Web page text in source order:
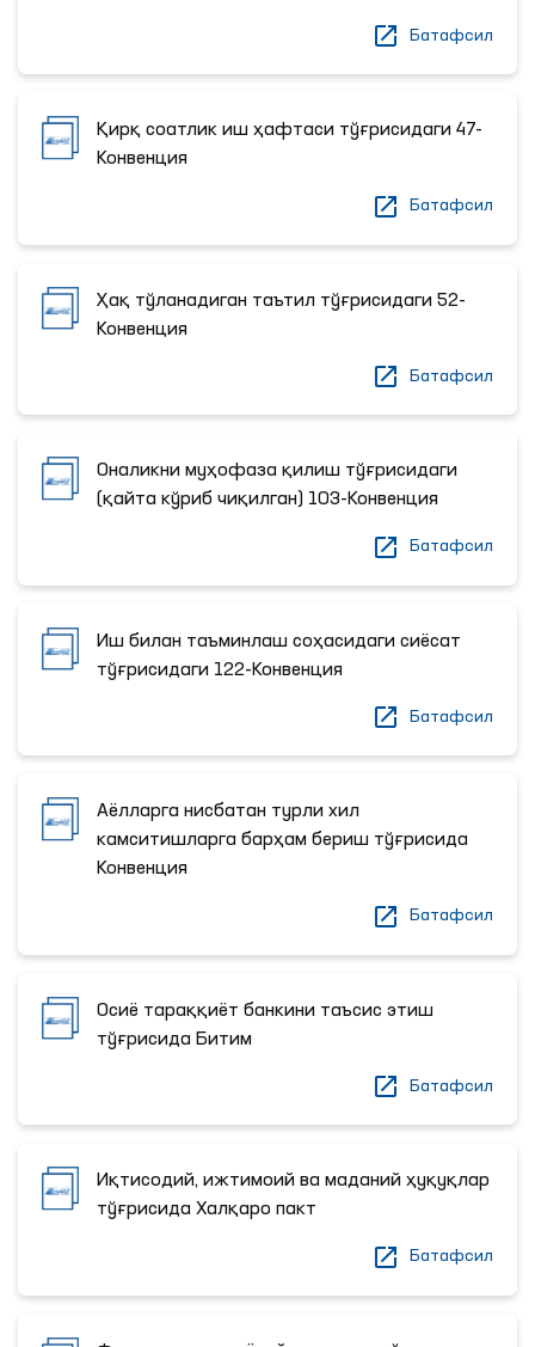
Батафсил
Қирқ соатлик иш ҳафтаси тўғрисидаги 47-
Конвенция
Батафсил
Ҳақ тўланадиган таътил тўғрисидаги 52-
Конвенция
Батафсил
Оналикни муҳофаза қилиш тўғрисидаги
(қайта кўриб чиқилган) 103-Конвенция
Батафсил
Иш билан таъминлаш соҳасидаги сиёсат
тўғрисидаги 122-Конвенция
Батафсил
Аёлларга нисбатан турли хил
камситишларга барҳам бериш тўғрисида
Конвенция
Батафсил
Осиё тараққиёт банкини таъсис этиш
тўғрисида Битим
Батафсил
Иқтисодий, ижтимоий ва маданий ҳуқуқлар
тўғрисида Халқаро пакт
Батафсил